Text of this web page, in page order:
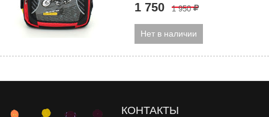
1 750 1 950Р
Нет в наличии
КОНТАКТЫ